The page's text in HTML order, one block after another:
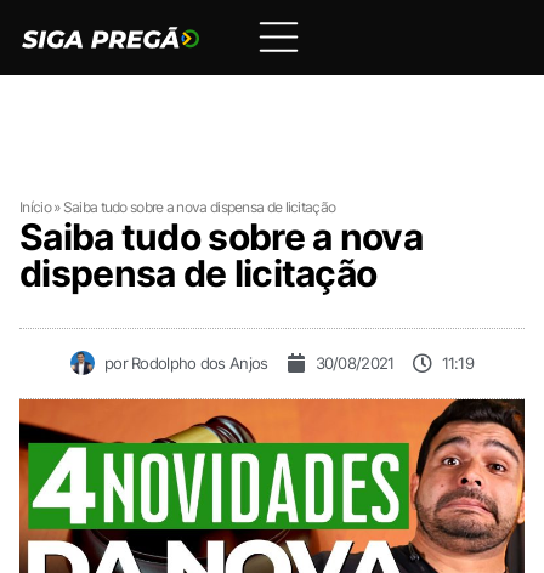
Início» Saiba tudo sobre a nova dispensa de licitação
Saiba tudo sobre a nova
dispensa de licitação
porRodolpho dos Anjos 30/08/2021 11:19